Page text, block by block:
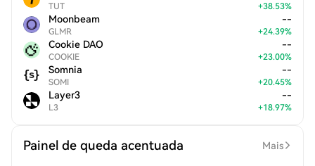
TUT +38.53%
Moonbeam
GLMR
--
+24.39%
Cookie DAO
COOKIE
--
+23.00%
Somnia
SOMI
--
+20.45%
Layer3
L3
--
+18.97%
Painel de queda acentuada Mais